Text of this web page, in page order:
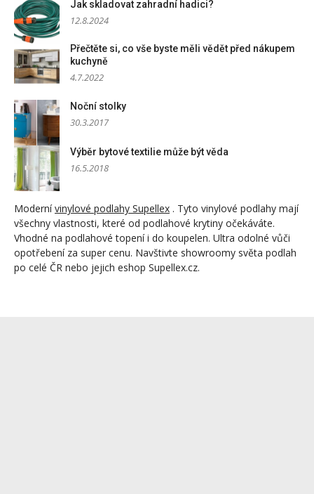
Jak skladovat zahradní hadici?
12.8.2024
Přečtěte si, co vše byste měli vědět před nákupem
kuchyně
4.7.2022
Noční stolky
30.3.2017
Výběr bytové textilie může být věda
16.5.2018
Modernívinylové podlahy Supellex . Tyto vinylové podlahy mají
všechny vlastnosti, které od podlahové krytiny očekáváte.
Vhodné na podlahové topení i do koupelen. Ultra odolné vůči
opotřebení za super cenu. Navštivte showroomy světa podlah
po celé ČR nebo jejich eshop Supellex.cz.